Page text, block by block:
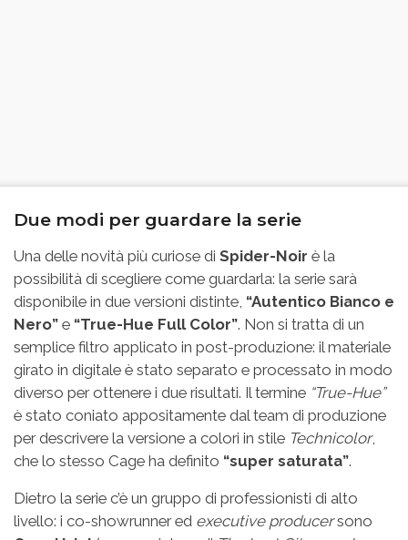
Due modi per guardare la serie
Una delle novità più curiose di Spider-Noir è la
possibilità di scegliere come guardarla: la serie sarà
disponibile in due versioni distinte, “Autentico Bianco e
Nero” e “True-Hue Full Color”. Non si tratta di un
semplice filtro applicato in post-produzione: il materiale
girato in digitale è stato separato e processato in modo
diverso per ottenere i due risultati. Il termine “True-Hue”
è stato coniato appositamente dal team di produzione
per descrivere la versione a colori in stile Technicolor,
che lo stesso Cage ha definito “super saturata”.
Dietro la serie c’è un gruppo di professionisti di alto
livello: i co-showrunner ed executive producersono